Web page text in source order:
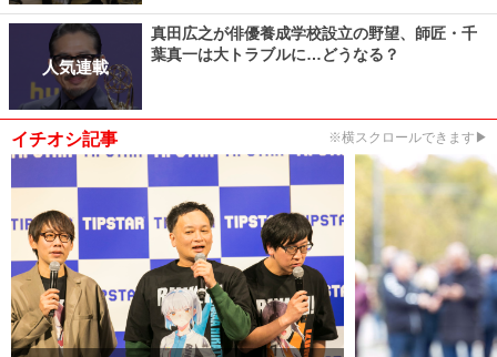
人気連載
真田広之が俳優養成学校設立の野望、師匠・千
葉真一は大トラブルに…どうなる？
イチオシ記事 ※横スクロールできます▶